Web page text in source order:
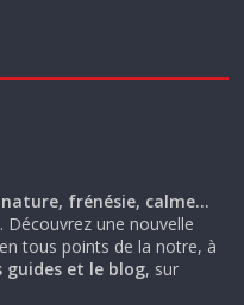
frénésie, calme…
Découvrez une nouvelle
tous points de la notre, à
guides et le blog, sur